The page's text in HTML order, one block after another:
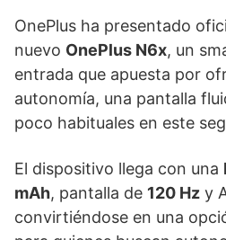
OnePlus ha presentado
nuevo OnePlus N6x, un
entrada que apuesta por
autonomía, una pantalla
poco habituales en este
El dispositivo llega con una
mAh, pantalla de 120 Hz y
convirtiéndose en una